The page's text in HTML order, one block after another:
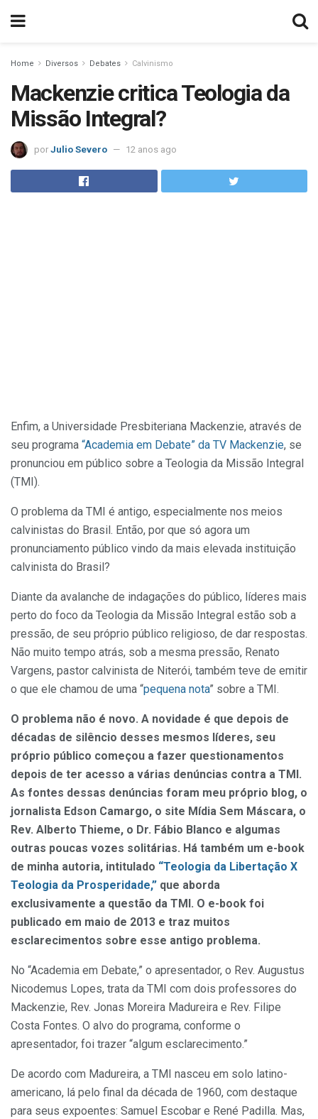
Home Diversos Debates Calvinismo
Mackenzie critica Teologia da
Missão Integral?
por Julio Severo 12 anos ago
Enfim, a Universidade Presbiteriana Mackenzie, através de
seu programa “Academia em Debate” da TV Mackenzie, se
pronunciou em público sobre a Teologia da Missão Integral
(TMI).
O problema da TMI é antigo, especialmente nos meios
calvinistas do Brasil. Então, por que só agora um
pronunciamento público vindo da mais elevada instituição
calvinista do Brasil?
Diante da avalanche de indagações do público, líderes mais
perto do foco da Teologia da Missão Integral estão sob a
pressão, de seu próprio público religioso, de dar respostas.
Não muito tempo atrás, sob a mesma pressão, Renato
Vargens, pastor calvinista de Niterói, também teve de emitir
o que ele chamou de uma “pequena nota” sobre a TMI.
O problema não é novo. A novidade é que depois de
décadas de silêncio desses mesmos líderes, seu
próprio público começou a fazer questionamentos
depois de ter acesso a várias denúncias contra a TMI.
As fontes dessas denúncias foram meu próprio blog, o
jornalista Edson Camargo, o site Mídia Sem Máscara, o
Rev. Alberto Thieme, o Dr. Fábio Blanco e algumas
outras poucas vozes solitárias. Há também um e-book
de minha autoria, intitulado “Teologia da Libertação X
Teologia da Prosperidade,” que aborda
exclusivamente a questão da TMI. O e-book foi
publicado em maio de 2013 e traz muitos
esclarecimentos sobre esse antigo problema.
No “Academia em Debate,” o apresentador, o Rev. Augustus
Nicodemus Lopes, trata da TMI com dois professores do
Mackenzie, Rev. Jonas Moreira Madureira e Rev. Filipe
Costa Fontes. O alvo do programa, conforme o
apresentador, foi trazer “algum esclarecimento.”
De acordo com Madureira, a TMI nasceu em solo latino-
americano, lá pelo final da década de 1960, com destaque
para seus expoentes: Samuel Escobar e René Padilla. Mas,